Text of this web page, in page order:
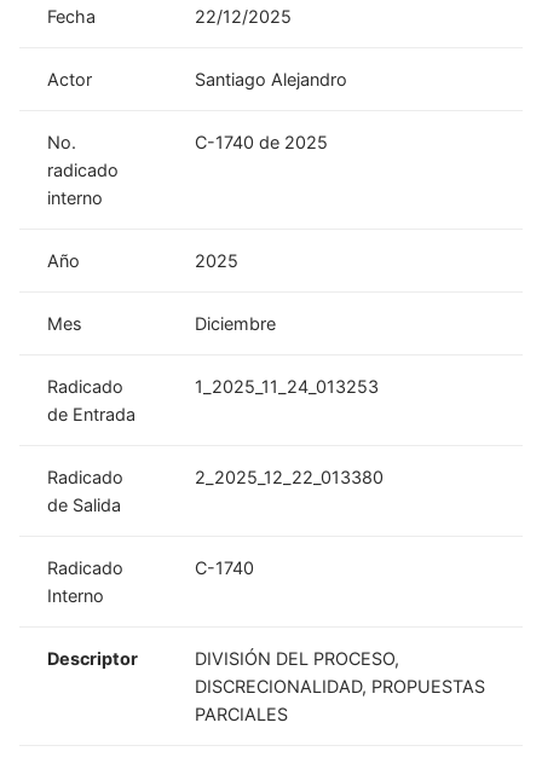
Fecha 22/12/2025
Actor Santiago Alejandro
No.
radicado
interno
C-1740 de 2025
Año 2025
Mes Diciembre
Radicado
de Entrada
1_2025_11_24_013253
Radicado
de Salida
2_2025_12_22_013380
Radicado
Interno
C-1740
Descriptor
DIVISIÓN DEL PROCESO,
DISCRECIONALIDAD, PROPUESTAS
PARCIALES